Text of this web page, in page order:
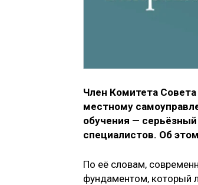
Член Комитета
местному
обучения —
специалистов. Об
По её словам,
фундаментом, который